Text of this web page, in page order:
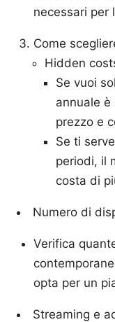
necessari per
Come
Hidden
Se vuoi
annuale è
prezzo e
Se ti
periodi, il
costa di
Numero di
Verifica
opta per un
Streaming e